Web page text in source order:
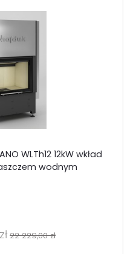
WLTh12 12kW wkład
wodnym
22 229,00 zł